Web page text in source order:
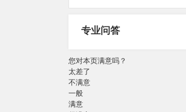
专业问答
您对本页满意吗？
太差了
不满意
一般
满意